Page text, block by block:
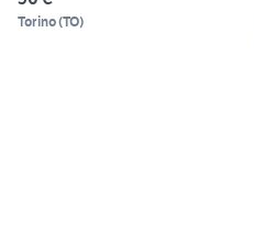
Torino(TO)